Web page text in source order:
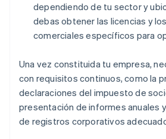
dependiendo de tu sector y
debas obtener las licencias y
comerciales específicos para
Una vez constituida tu empresa,
con requisitos continuos, como la
declaraciones del impuesto de
presentación de informes anuales
de registros corporativos